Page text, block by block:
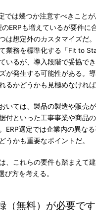
では幾つか注意すべきこと
のERPも増えているが要件に
は想定外のカスタマイズだ
業務を標準化する「Fit to
いるが、導入段階で妥協で
が発生する可能性がある。
るかどうかも見極めなければ
いては、製品の製造や販売
付といった工事事業や商品
ERP選定では企業内の異な
うかも重要なポイントだ。
、これらの要件も踏まえて
び方を考える。
（無料）が必要です